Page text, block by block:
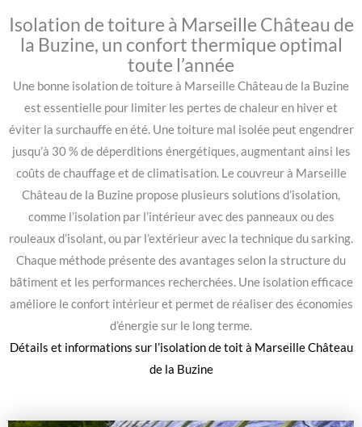
Isolation de toiture à Marseille Château de
la Buzine, un confort thermique optimal
toute l’année
Une bonne isolation de toiture à Marseille Château de la Buzine
est essentielle pour limiter les pertes de chaleur en hiver et
éviter la surchauffe en été. Une toiture mal isolée peut engendrer
jusqu’à 30 % de déperditions énergétiques, augmentant ainsi les
coûts de chauffage et de climatisation. Le couvreur à Marseille
Château de la Buzine propose plusieurs solutions d’isolation,
comme l’isolation par l’intérieur avec des panneaux ou des
rouleaux d’isolant, ou par l’extérieur avec la technique du sarking.
Chaque méthode présente des avantages selon la structure du
bâtiment et les performances recherchées. Une isolation efficace
améliore le confort intérieur et permet de réaliser des économies
d’énergie sur le long terme.
Détails et informations sur l’isolation de toit à Marseille Château
de la Buzine